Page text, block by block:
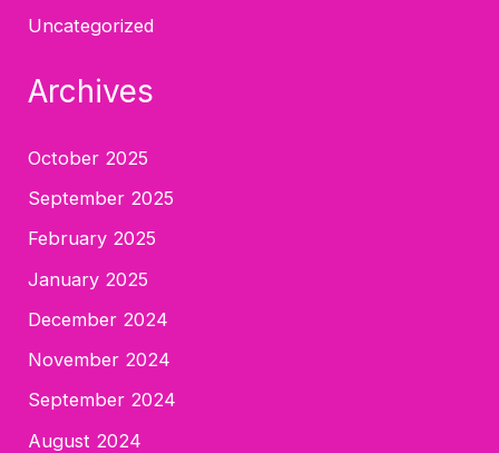
Uncategorized
Archives
October 2025
September 2025
February 2025
January 2025
December 2024
November 2024
September 2024
August 2024